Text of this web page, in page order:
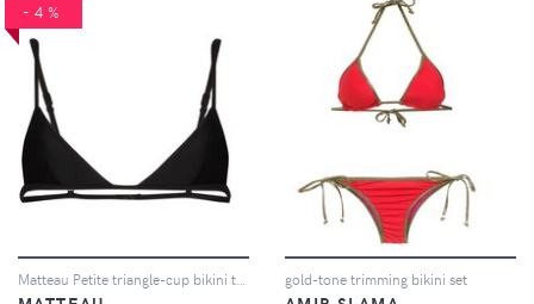
-4%
gold-tone trimming bikini set